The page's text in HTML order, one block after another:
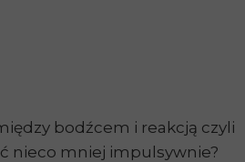
bodźcem i reakcją czyli
nieco mniej impulsywnie?